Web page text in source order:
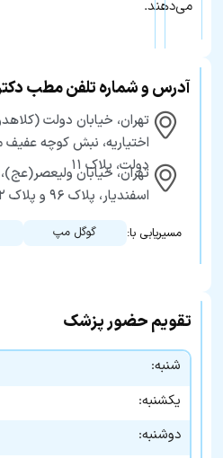
می‌دهند.
آدرس و شماره تلفن مطب
تهران، خیابان دولت
اختیاریه، نبش کوچه
دولت، پلاک ۱۱
تهران، خیابان ولیعصر(عج)،
اسفندیار، پلاک ۹۶ و پلاک ۸۲
مسیریابی با: گوگل مپ
تقویم حضور پزشک
شنبه:
یکشنبه:
دوشنبه: